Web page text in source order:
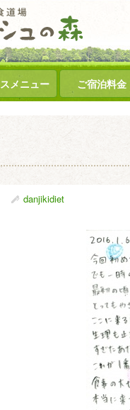
メニュー ご宿泊料金
danjikidiet